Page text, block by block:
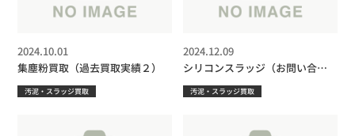
集塵粉買取（過去買取実績２）
2024.10.01
汚泥・スラッジ買取
シリコンスラッジ（お問い合わ
2024.12.09
汚泥・スラッジ買取